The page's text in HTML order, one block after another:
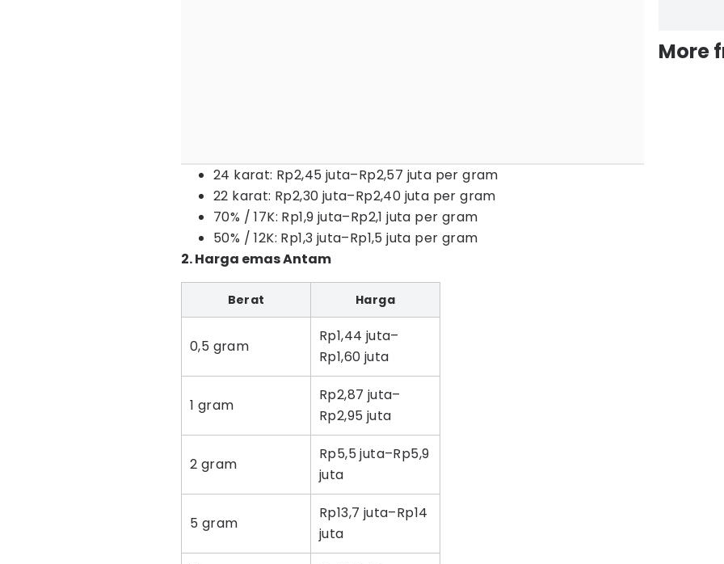
24 karat: Rp2,45 juta–Rp2,57 juta per gram
22 karat: Rp2,30 juta–Rp2,40 juta per gram
70% / 17K: Rp1,9 juta–Rp2,1 juta per gram
50% / 12K: Rp1,3 juta–Rp1,5 juta per gram
2. Harga emas Antam
Berat Harga
0,5 gram
Rp1,44 juta–
Rp1,60 juta
1 gram
Rp2,87 juta–
Rp2,95 juta
2 gram
Rp5,5 juta–Rp5,9
juta
5 gram
Rp13,7 juta–Rp14
juta
More